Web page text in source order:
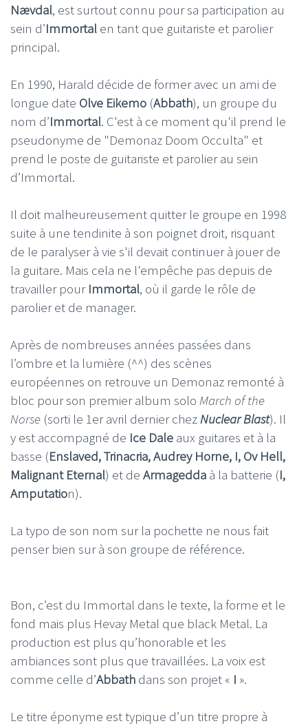
Nævdal, est surtout connu pour sa participation au
sein d’Immortal en tant que guitariste et parolier
principal.
En 1990, Harald décide de former avec un ami de
longue date Olve Eikemo (Abbath), un groupe du
nom d’Immortal. C'est à ce moment qu'il prend le
pseudonyme de "Demonaz Doom Occulta" et
prend le poste de guitariste et parolier au sein
d’Immortal.
Il doit malheureusement quitter le groupe en 1998
suite à une tendinite à son poignet droit, risquant
de le paralyser à vie s'il devait continuer à jouer de
la guitare. Mais cela ne l'empêche pas depuis de
travailler pour Immortal, où il garde le rôle de
parolier et de manager.
Après de nombreuses années passées dans
l’ombre et la lumière (^^) des scènes
européennes on retrouve un Demonaz remonté à
bloc pour son premier album solo March of the
Norse (sorti le 1er avril dernier chezNuclear Blast). Il
y est accompagné de Ice Dale aux guitares et à la
basse (Enslaved, Trinacria, Audrey Horne, I, Ov Hell,
Malignant Eternal) et de Armagedda à la batterie (I,
Amputation).
La typo de son nom sur la pochette ne nous fait
penser bien sur à son groupe de référence.
Bon, c’est du Immortal dans le texte, la forme et le
fond mais plus Hevay Metal que black Metal. La
production est plus qu’honorable et les
ambiances sont plus que travaillées. La voix est
comme celle d’Abbath dans son projet « I ».
Le titre éponyme est typique d’un titre propre à